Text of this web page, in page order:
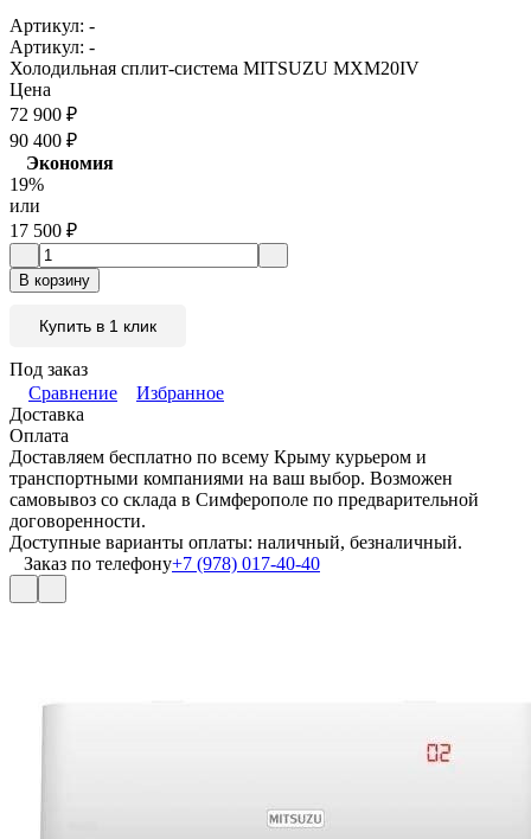
Артикул: -
Артикул: -
Холодильная сплит-система MITSUZU MXM20IV
Цена
72 900 ₽
90 400 ₽
Экономия
19%
или
17 500 ₽
В корзину
Купить в 1 клик
Под заказ
Сравнение
Избранное
Доставка
Оплата
Доставляем бесплатно по всему Крыму курьером и
транспортными компаниями на ваш выбор. Возможен
самовывоз со склада в Симферополе по предварительной
договоренности.
Доступные варианты оплаты: наличный, безналичный.
Заказ по телефону+7 (978) 017-40-40